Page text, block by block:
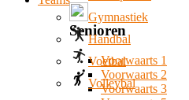
Gymnastiek
Handbal
Voetbal
Volleybal
Senioren
Voorwaarts 1
Voorwaarts 2
Voorwaarts 3